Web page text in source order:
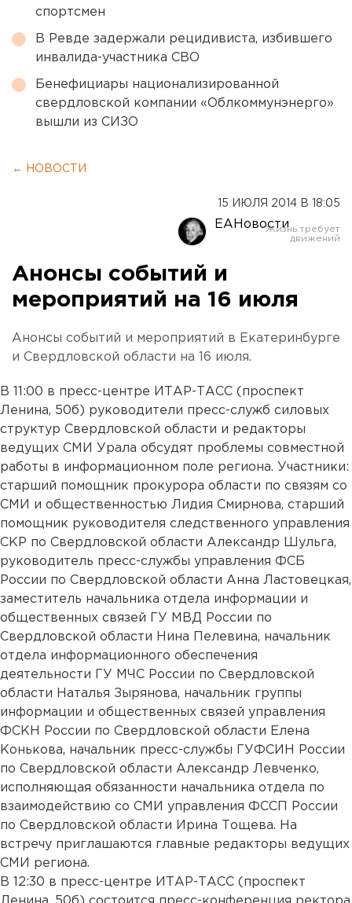
спортсмен
В Ревде задержали рецидивиста, избившего
инвалида-участника СВО
Бенефициары национализированной
свердловской компании «Облкоммунэнерго»
вышли из СИЗО
← НОВОСТИ
15 ИЮЛЯ 2014 В 18:05
ЕАНовости
Анонсы событий и
мероприятий на 16 июля
Анонсы событий и мероприятий в Екатеринбурге
и Свердловской области на 16 июля.
В 11:00 в пресс-центре ИТАР-ТАСС (проспект
Ленина, 50б) руководители пресс-служб силовых
структур Свердловской области и редакторы
ведущих СМИ Урала обсудят проблемы совместной
работы в информационном поле региона. Участники:
старший помощник прокурора области по связям со
СМИ и общественностью Лидия Смирнова, старший
помощник руководителя следственного управления
СКР по Свердловской области Александр Шульга,
руководитель пресс-службы управления ФСБ
России по Свердловской области Анна Ластовецкая,
заместитель начальника отдела информации и
общественных связей ГУ МВД России по
Свердловской области Нина Пелевина, начальник
отдела информационного обеспечения
деятельности ГУ МЧС России по Свердловской
области Наталья Зырянова, начальник группы
информации и общественных связей управления
ФСКН России по Свердловской области Елена
Конькова, начальник пресс-службы ГУФСИН России
по Свердловской области Александр Левченко,
исполняющая обязанности начальника отдела по
взаимодействию со СМИ управления ФССП России
по Свердловской области Ирина Тощева. На
встречу приглашаются главные редакторы ведущих
СМИ региона.
В 12:30 в пресс-центре ИТАР-ТАСС (проспект